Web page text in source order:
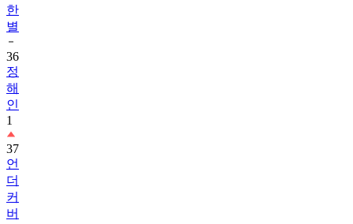
한
별
36
정
해
인
1
37
언
더
커
버